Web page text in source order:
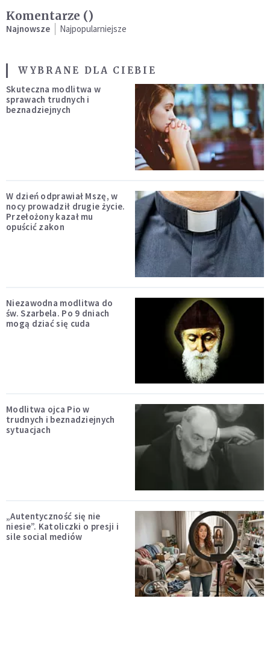
Komentarze ()
Najnowsze Najpopularniejsze
WYBRANE DLA CIEBIE
Skuteczna modlitwa w
sprawach trudnych i
beznadziejnych
W dzień odprawiał Mszę, w
nocy prowadził drugie życie.
Przełożony kazał mu
opuścić zakon
Niezawodna modlitwa do
św. Szarbela. Po 9 dniach
mogą dziać się cuda
Modlitwa ojca Pio w
trudnych i beznadziejnych
sytuacjach
„Autentyczność się nie
niesie”. Katoliczki o presji i
sile social mediów